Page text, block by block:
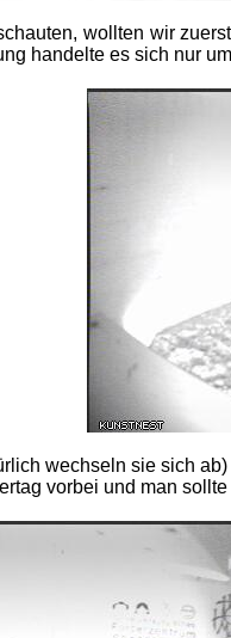
wollten wir
handelte es sich nur
wechseln sie sich
vorbei und man